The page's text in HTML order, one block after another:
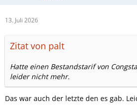
13. Juli 2026
Zitat von palt
Hatte einen Bestandstarif von
leider nicht mehr.
Das war auch der letzte den es gab.